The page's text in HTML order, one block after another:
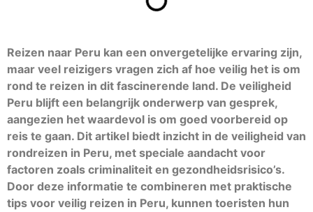
Reizen naar Peru kan een onvergetelijke ervaring zijn,
maar veel reizigers vragen zich af hoe veilig het is om
rond te reizen in dit fascinerende land. De veiligheid
Peru blijft een belangrijk onderwerp van gesprek,
aangezien het waardevol is om goed voorbereid op
reis te gaan. Dit artikel biedt inzicht in de veiligheid van
rondreizen in Peru, met speciale aandacht voor
factoren zoals criminaliteit en gezondheidsrisico’s.
Door deze informatie te combineren met praktische
tips voor veilig reizen in Peru, kunnen toeristen hun